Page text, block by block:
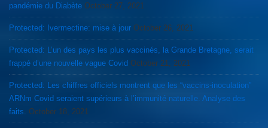
pandémie du Diabète October 27, 2021
Protected: Ivermectine: mise à jour October 26, 2021
Protected: L’un des pays les plus vaccinés, la Grande Bretagne, serait
frappé d’une nouvelle vague Covid October 21, 2021
Protected: Les chiffres officiels montrent que les “vaccins-inoculation”
ARNm Covid seraient supérieurs à l’immunité naturelle. Analyse des
faits.
October 18, 2021